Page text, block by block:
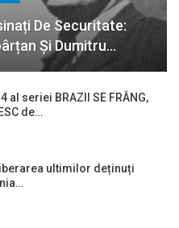
De Securitate:
Și Dumitru…
al seriei BRAZII SE FRÂNG,
de…
ultimilor deținuți